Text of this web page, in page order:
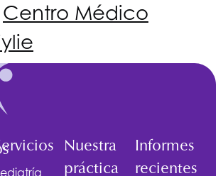
Centro Médico
Nuestra
práctica
Informes
recientes